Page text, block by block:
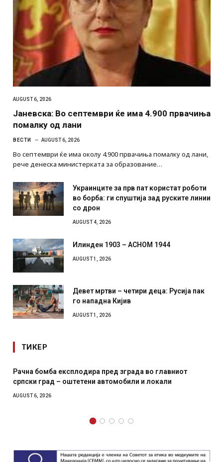
AUGUST 6, 2026
Јаневска: Во септември ќе има 4.900 првачиња
помалку од лани
ВЕСТИ AUGUST 6, 2026
Во септември ќе има околу 4.900 првачиња помалку од лани,
рече денеска министерката за образование…
Украинците за прв пат користат роботи
во борба: ги спуштија зад руските линии
со дрон
AUGUST 4, 2026
Илинден 1903 – АСНОМ 1944
AUGUST 1, 2026
Девет мртви – четири деца: Русија пак
го нападна Кијив
AUGUST 1, 2026
ТИКЕР
зграда во главниот
и локали
И Данска се милитарилизира
месечна воена